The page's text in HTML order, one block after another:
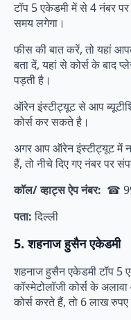
टॉप 5 एकेडमी में से 4 नंबर
समय लगेगा।
फीस की बात करें, तो यहां
बता दें, यहां से कोर्स के बाद
पड़ती है।
ऑरेन इंस्टीट्यूट से आप
कोर्स कर सकते है।
अगर आप ऑरेन इंस्टीट्यूट में
हैं, तो नीचे दिए गए नंबर पर
कॉल/ व्हाट्स ऐप नंबर: ☎
पता:दिल्ली
5. शहनाज हुसैन एकेडमी
शहनाज हुसैन एकेडमी टॉप
कॉस्मेटोलॉजी कोर्स के
कोर्स करते हैं, तो 6 लाख रुपए